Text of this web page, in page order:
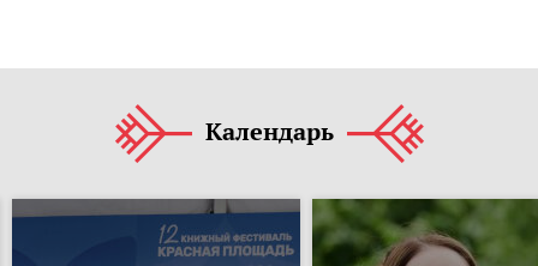
Календарь